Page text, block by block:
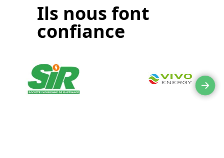
Ils nous font
confiance